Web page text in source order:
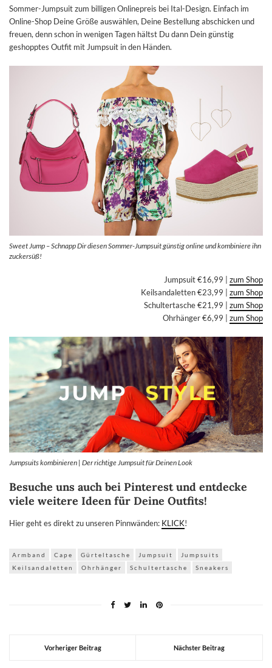
Sommer-Jumpsuit zum billigen Onlinepreis bei Ital-Design. Einfach im
Online-Shop Deine Größe auswählen, Deine Bestellung abschicken und
freuen, denn schon in wenigen Tagen hältst Du dann Dein günstig
geshopptes Outfit mit Jumpsuit in den Händen.
Sweet Jump – Schnapp Dir diesen Sommer-Jumpsuit günstig online und kombiniere ihn
zuckersüß!
Jumpsuit €16,99 | zum Shop
Keilsandaletten €23,99 | zum Shop
Schultertasche €21,99 | zum Shop
Ohrhänger €6,99 | zum Shop
Jumpsuits kombinieren | Der richtige Jumpsuit für Deinen Look
Besuche uns auch bei Pinterest und entdecke
viele weitere Ideen für Deine Outfits!
Hier geht es direkt zu unseren Pinnwänden: KLICK!
Armband Cape Gürteltasche Jumpsuit
Jumpsuits
Keilsandaletten
Ohrhänger Schultertasche Sneakers
Vorheriger Beitrag Nächster Beitrag